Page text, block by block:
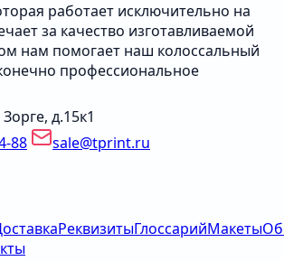
работает исключительно на
за качество изготавливаемой
нам помогает наш колоссальный
профессиональное
д.15к1
88
sale@tprint.ru
РеквизитыГлоссарийМакеты